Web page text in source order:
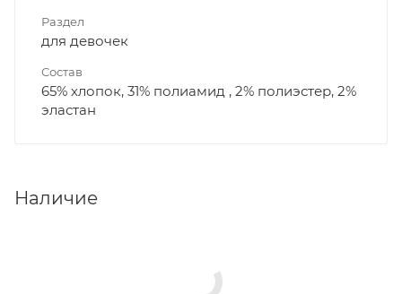
Раздел
для девочек
Состав
65% хлопок, 31% полиамид , 2% полиэстер, 2%
эластан
Наличие